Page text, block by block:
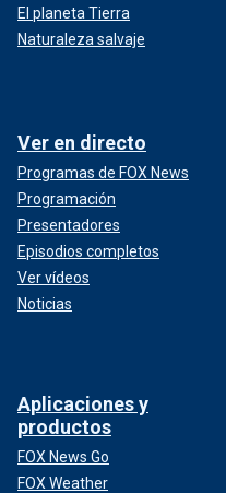
El planeta Tierra
Naturaleza salvaje
Ver en directo
Programas de FOX News
Programación
Presentadores
Episodios completos
Ver vídeos
Noticias
Aplicaciones y
productos
FOX News Go
FOX Weather